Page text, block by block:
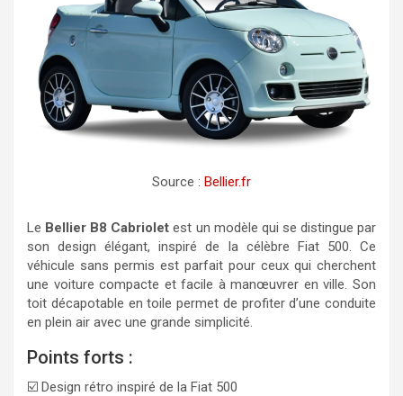
Source : Bellier.fr
Le Bellier B8 Cabriolet est un modèle qui se distingue par
son design élégant, inspiré de la célèbre Fiat 500. Ce
véhicule sans permis est parfait pour ceux qui cherchent
une voiture compacte et facile à manœuvrer en ville. Son
toit décapotable en toile permet de profiter d’une conduite
en plein air avec une grande simplicité.
Points forts :
☑️ Design rétro inspiré de la Fiat 500